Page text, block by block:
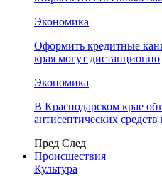
Экономика
Оформить кредитные
края могут дистанционно
Экономика
В Краснодарском крае
антисептических
Пред След
Происшествия
Культура